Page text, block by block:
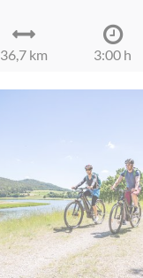
36,7 km 3:00 h